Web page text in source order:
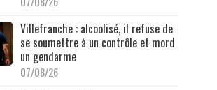
Villefranche : alcoolisé, il refuse de
se soumettre à un contrôle et mord
un gendarme
07/08/26